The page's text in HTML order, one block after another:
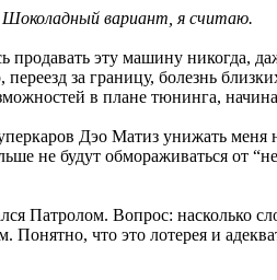
Шоколадный вариант, я считаю.
эту машину никогда,
за границу, болезнь
в плане тюнинга,
Дэо Матиз унижать меня
не будут обмораживаться от
Патролом. Вопрос:
что это лотерея и